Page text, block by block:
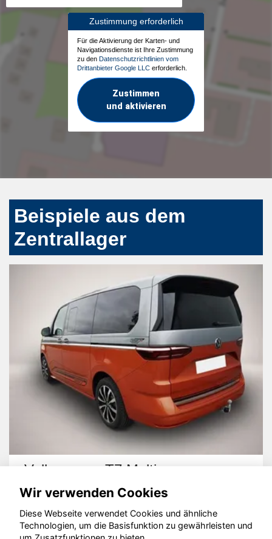
Zustimmung erforderlich
Für die Aktivierung der Karten- und
Navigationsdienste ist Ihre Zustimmung
zu den Datenschutzrichtlinien vom
Drittanbieter Google LLC erforderlich.
Zustimmen
und aktivieren
Beispiele aus dem
Zentrallager
Volkswagen T7 Multivan
Wir verwenden Cookies
Diese Webseite verwendet Cookies und ähnliche
Technologien, um die Basisfunktion zu gewährleisten und